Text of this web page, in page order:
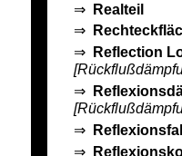
⇒
Realteil
⇒
⇒
Reflection
⇒
⇒
⇒